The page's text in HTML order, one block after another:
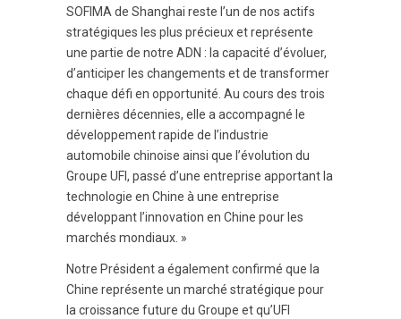
SOFIMA de Shanghai reste l’un de nos actifs
stratégiques les plus précieux et représente
une partie de notre ADN : la capacité d’évoluer,
d’anticiper les changements et de transformer
chaque défi en opportunité. Au cours des trois
dernières décennies, elle a accompagné le
développement rapide de l’industrie
automobile chinoise ainsi que l’évolution du
Groupe UFI, passé d’une entreprise apportant la
technologie en Chine à une entreprise
développant l’innovation en Chine pour les
marchés mondiaux. »
Notre Président a également confirmé que la
Chine représente un marché stratégique pour
la croissance future du Groupe et qu’UFI